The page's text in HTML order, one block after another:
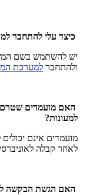
כיצד עלי להתחבר
יש להשתמש בשם
ולהתחבר למערכת
האם מועמדים שטרם
למעונות?
מועמדים אינם
לאחר קבלה
האם הגשת הבקשה